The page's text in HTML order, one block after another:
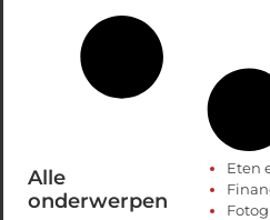
Alle
onderwerpen
Eten